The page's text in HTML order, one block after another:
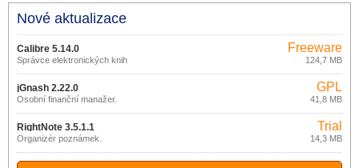
Nové aktualizace
Calibre 5.14.0
Správce elektronických knih
Freeware
124,7 MB
jGnash 2.22.0
Osobní finanční manažer.
GPL
41,8 MB
RightNote 3.5.1.1
Organizér poznámek.
Trial
14,3 MB